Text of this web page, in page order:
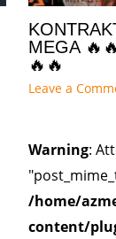
MEGA
🔥🔥
Leave a
Warning:
/home/
content/